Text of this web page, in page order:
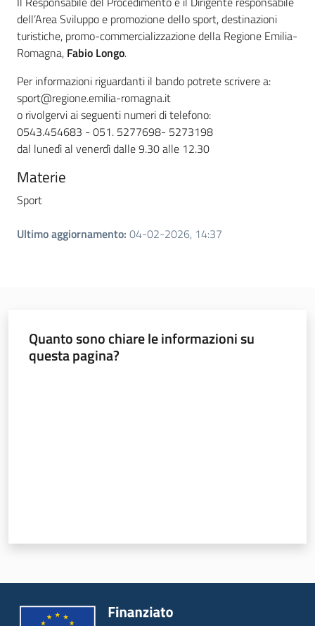
dell’Area Sviluppo e promozione dello sport, destinazioni
turistiche, promo-commercializzazione della Regione Emilia-
Romagna, Fabio Longo.
Per informazioni riguardanti il bando potrete scrivere a:
sport@regione.emilia-romagna.it
o rivolgervi ai seguenti numeri di telefono:
0543.454683 - 051. 5277698- 5273198
dal lunedì al venerdì dalle 9.30 alle 12.30
Materie
Sport
Ultimo aggiornamento: 04-02-2026, 14:37
Quanto sono chiare le informazioni su
questa pagina?